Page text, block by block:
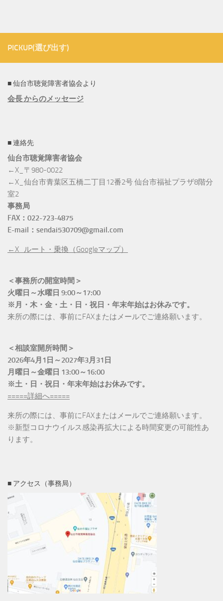
PICKUP(選び出す)
■ 仙台市聴覚障害者協会より
会長 からのメッセージ
■ 連絡先
仙台市聴覚障害者協会
←X_〒980-0022
←X_仙台市青葉区五橋二丁目12番2号 仙台市福祉プラザ8階分
室2
事務局
FAX：022-723-4875
E-mail：sendai530709@gmail.com
←X_ルート・乗換（Googleマップ）
＜事務所の開室時間＞
火曜日～水曜日 9:00～17:00
※月・木・金・土・日・祝日・年末年始はお休みです。
来所の際には、事前にFAXまたはメールでご連絡願います。
＜相談室開所時間＞
2026年4月1日～2027年3月31日
月曜日～金曜日 13:00～16:00
※土・日・祝日・年末年始はお休みです。
=====詳細へ=====
来所の際には、事前にFAXまたはメールでご連絡願います。
※新型コロナウイルス感染再拡大による時間変更の可能性あ
ります。
■ アクセス（事務局）